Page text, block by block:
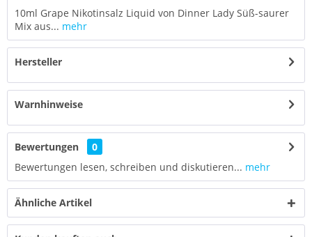
10ml Grape Nikotinsalz Liquid von Dinner Lady Süß-saurer
Mix aus... mehr
Hersteller
Warnhinweise
Bewertungen
0
Bewertungen lesen, schreiben und diskutieren... mehr
Ähnliche Artikel